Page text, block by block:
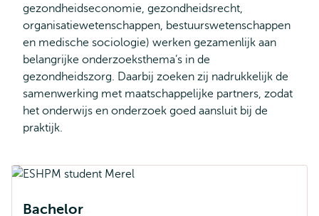
gezondheidseconomie, gezondheidsrecht,
organisatiewetenschappen, bestuurswetenschappen
en medische sociologie) werken gezamenlijk aan
belangrijke onderzoeksthema’s in de
gezondheidszorg. Daarbij zoeken zij nadrukkelijk de
samenwerking met maatschappelijke partners, zodat
het onderwijs en onderzoek goed aansluit bij de
praktijk.
Bachelor